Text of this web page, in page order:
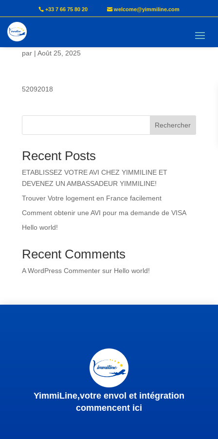
+33 7 66 75 80 20 welcome@yimmiline.com
ABOUDI Suzanne Laure
par | Août 25, 2025
52092018
Rechercher
Recent Posts
ETABLISSEZ VOTRE AVI CHEZ YIMMILINE ET
DEVENEZ UN AMBASSADEUR YIMMILINE!
Trouver Votre logement en France facilement
Comment obtenir une AVI pour ma demande de VISA
Hello world!
Recent Comments
A WordPress Commentersur Hello world!
YimmiLine,votre envol et intégration
commencent ici